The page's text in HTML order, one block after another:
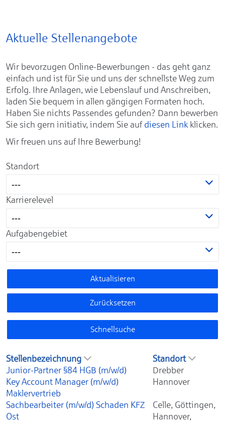
Aktuelle Stellenangebote
Wir bevorzugen Online-Bewerbungen - das geht ganz
einfach und ist für Sie und uns der schnellste Weg zum
Erfolg. Ihre Anlagen, wie Lebenslauf und Anschreiben,
laden Sie bequem in allen gängigen Formaten hoch.
Haben Sie nichts Passendes gefunden? Dann bewerben
Sie sich gern initiativ, indem Sie auf diesen Linkklicken.
Wir freuen uns auf Ihre Bewerbung!
Standort
---
Karrierelevel
---
Aufgabengebiet
---
Aktualisieren
Zurücksetzen
Schnellsuche
Stellenbezeichnung
Standort
Junior-Partner §84 HGB (m/w/d)
Drebber
Key Account Manager (m/w/d)
Maklervertrieb
Hannover
Sachbearbeiter (m/w/d) Schaden KFZ
Ost
Celle, Göttingen,
Hannover,